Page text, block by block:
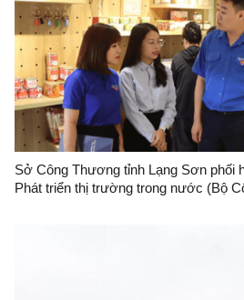
Sở Công Thương tỉnh Lạng Sơn phối
Phát triển thị trường trong nước (Bộ